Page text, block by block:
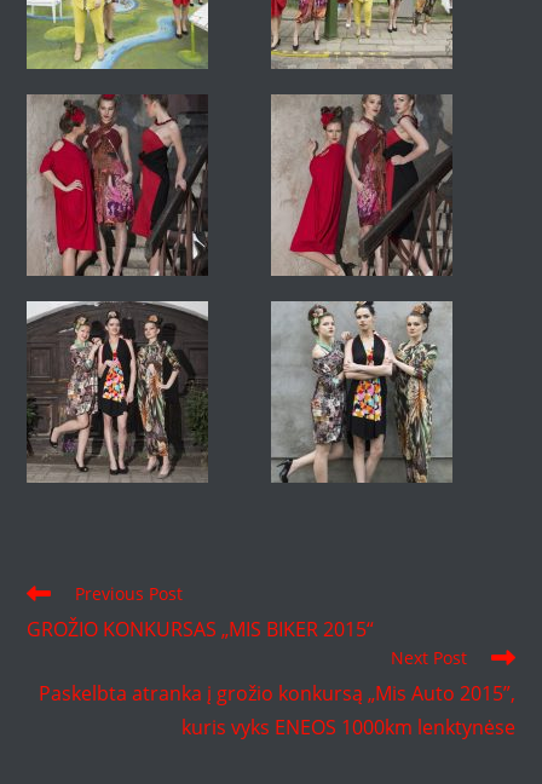
Read
articles
Previous Post
GROŽIO KONKURSAS „MIS BIKER 2015“
Next Post
Paskelbta atranka į grožio konkursą „Mis Auto 2015”,
kuris vyks ENEOS 1000km lenktynėse